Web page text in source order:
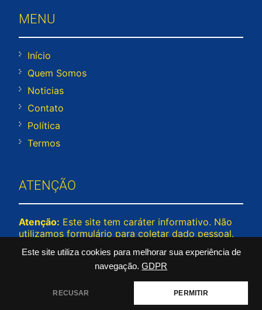
Este site utiliza cookies para melhorar sua experiência de
navegação. GDPR
RECUSAR PERMITIR
MENU
Início
Quem Somos
Noticias
Contato
Política
Termos
ATENÇÃO
Atenção: Este site tem caráter informativo. Não
utilizamos formulário para coletar dado pessoal.
nenhuma empresa ou programa citado no
conteúdo deste site. © 2026 cadunico.org –
Todos os direitos reservados.